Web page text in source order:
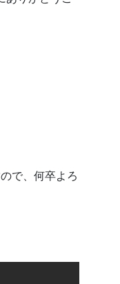
で、何卒よろ